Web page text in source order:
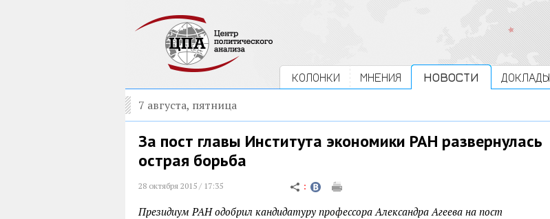
КОЛОНКИ МНЕНИЯ НОВОСТИ ДОКЛАДЫ
7 августа, пятница
За пост главы Института экономики РАН развернулась
острая борьба
28 октября 2015 / 17:35
Президиум РАН одобрил кандидатуру профессора Александра Агеева на пост